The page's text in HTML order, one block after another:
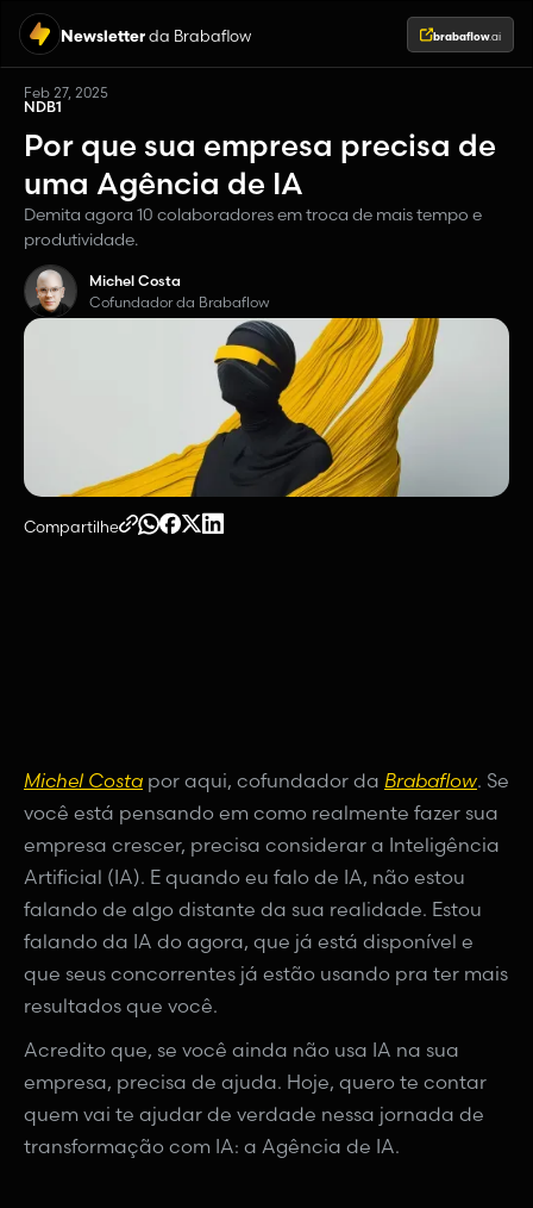
Newsletterda Brabaflow brabaflow.ai
Feb 27, 2025
NDB1
Por que sua empresa precisa de
uma Agência de IA
Demita agora 10 colaboradores em troca de mais tempo e
produtividade.
Michel Costa
Cofundador da Brabaflow
Compartilhe
Michel Costa por aqui, cofundador da Brabaflow. Se
você está pensando em como realmente fazer sua
empresa crescer, precisa considerar a Inteligência
Artificial (IA). E quando eu falo de IA, não estou
falando de algo distante da sua realidade. Estou
falando da IA do agora, que já está disponível e
que seus concorrentes já estão usando pra ter mais
resultados que você.
Acredito que, se você ainda não usa IA na sua
empresa, precisa de ajuda. Hoje, quero te contar
quem vai te ajudar de verdade nessa jornada de
transformação com IA: a Agência de IA.